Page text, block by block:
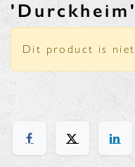
Dit product is niet